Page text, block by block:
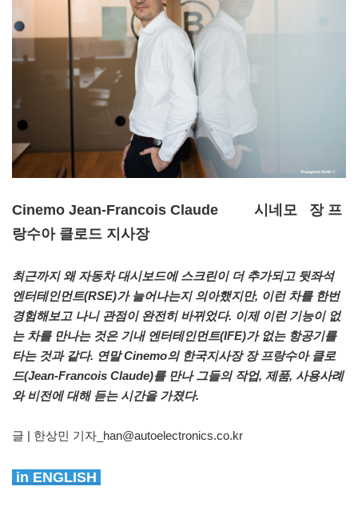
Cinemo Jean-Francois Claude 시네모 장 프
랑수아 클로드 지사장
최근까지 왜 자동차 대시보드에 스크린이 더 추가되고 뒷좌석
엔터테인먼트(RSE)가 늘어나는지 의아했지만, 이런 차를 한번
경험해보고 나니 관점이 완전히 바뀌었다. 이제 이런 기능이 없
는 차를 만나는 것은 기내 엔터테인먼트(IFE)가 없는 항공기를
타는 것과 같다. 연말 Cinemo의 한국지사장 장 프랑수아 클로
드(Jean-Francois Claude)를 만나 그들의 작업, 제품, 사용사례
와 비전에 대해 듣는 시간을 가졌다.
글 | 한상민 기자_han@autoelectronics.co.kr
in ENGLISH